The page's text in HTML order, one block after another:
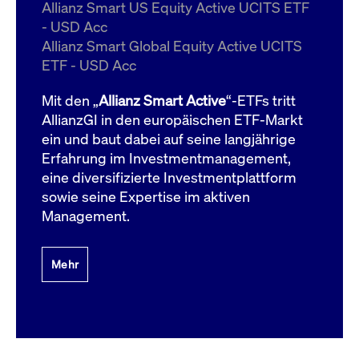
Allianz Smart US Equity Active UCITS ETF
- USD Acc
Allianz Smart Global Equity Active UCITS
ETF - USD Acc
Mit den „Allianz Smart Active“-ETFs tritt
AllianzGI in den europäischen ETF-Markt
ein und baut dabei auf seine langjährige
Erfahrung im Investmentmanagement,
eine diversifizierte Investmentplattform
sowie seine Expertise im aktiven
Management.
Mehr
ApplicationGatewayAffinityCORS
boerse.com
Domain
bis